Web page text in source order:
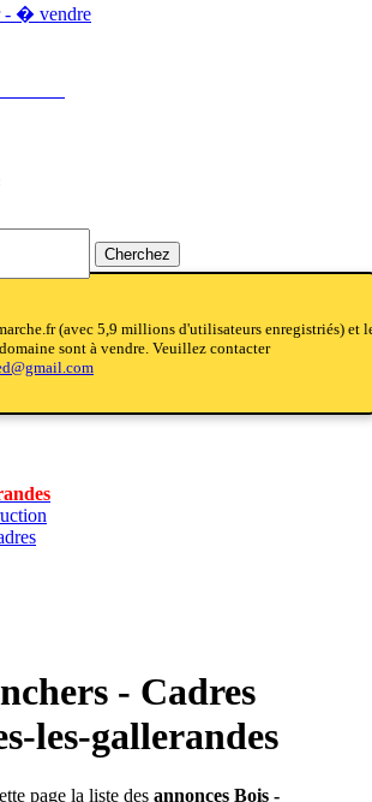
Cherchez
(avec 5,9 millions d'utilisateurs enregistriés) et
sont à vendre. Veuillez contacter
- Cadres
les-gallerandes
page la liste des annonces Bois -